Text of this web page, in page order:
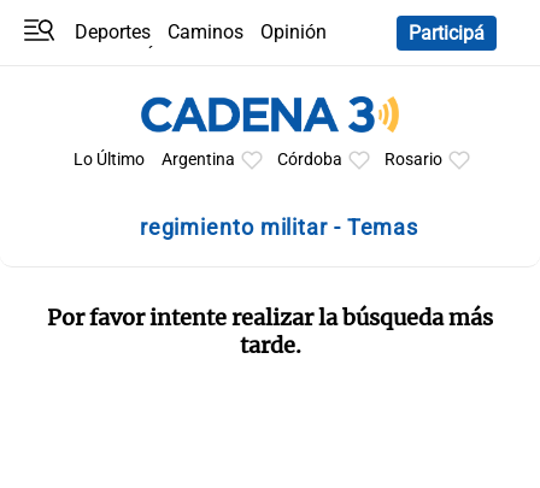
Deportes Caminos
Opinión
Participá
Lo Último Argentina Córdoba Rosario
regimiento militar - Temas
Por favor intente realizar la búsqueda más
tarde.